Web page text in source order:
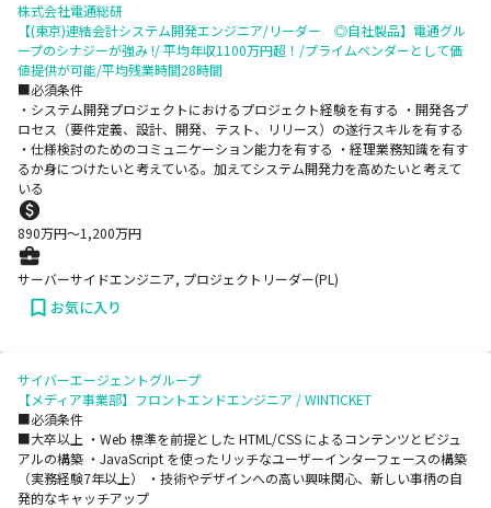
株式会社電通総研
【(東京)連結会計システム開発エンジニア/リーダー ◎自社製品】電通グル
ープのシナジーが強み !/ 平均年収1100万円超！/プライムベンダーとして価
値提供が可能/平均残業時間28時間
■必須条件
・システム開発プロジェクトにおけるプロジェクト経験を有する ・開発各プ
ロセス（要件定義、設計、開発、テスト、リリース）の遂行スキルを有する
・仕様検討のためのコミュニケーション能力を有する ・経理業務知識を有す
るか身につけたいと考えている。加えてシステム開発力を高めたいと考えて
いる
890万円〜1,200万円
サーバーサイドエンジニア, プロジェクトリーダー(PL)
お気に入り
サイバーエージェントグループ
【メディア事業部】フロントエンドエンジニア / WINTICKET
■必須条件
■大卒以上 ・Web 標準を前提とした HTML/CSS によるコンテンツとビジュ
アルの構築 ・JavaScript を使ったリッチなユーザーインターフェースの構築
（実務経験7年以上） ・技術やデザインへの高い興味関心、新しい事柄の自
発的なキャッチアップ